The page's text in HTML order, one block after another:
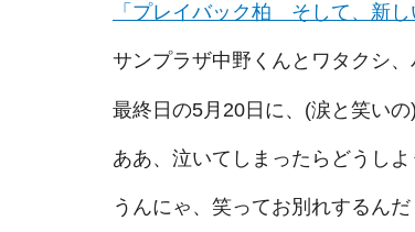
「プレイバック柏 そして、新し
サンプラザ中野くんとワタクシ
最終日の5月20日に、(涙と笑い
ああ、泣いてしまったらどうしよ
うんにゃ、笑ってお別れするんだ